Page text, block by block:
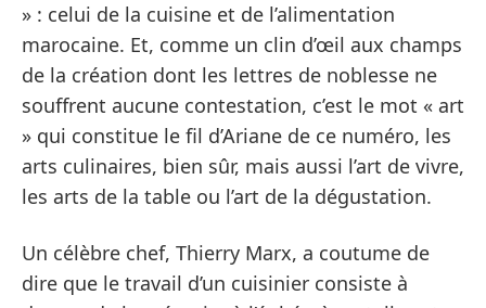
» : celui de la cuisine et de l’alimentation
marocaine. Et, comme un clin d’œil aux champs
de la création dont les lettres de noblesse ne
souffrent aucune contestation, c’est le mot « art
» qui constitue le fil d’Ariane de ce numéro, les
arts culinaires, bien sûr, mais aussi l’art de vivre,
les arts de la table ou l’art de la dégustation.
Un célèbre chef, Thierry Marx, a coutume de
dire que le travail d’un cuisinier consiste à